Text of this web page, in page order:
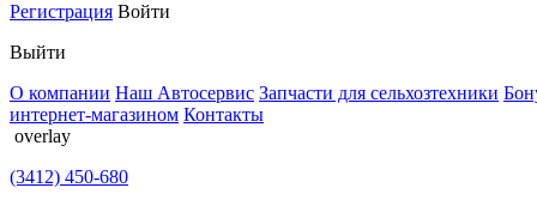
Регистрация Войти
Выйти
О компании Наш Автосервис Запчасти для сельхозтехники
интернет-магазином Контакты
overlay
(3412) 450-680